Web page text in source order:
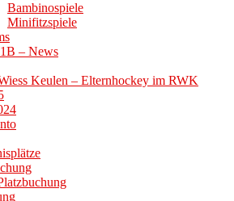
Bambinospiele
Minifitzspiele
– News
Keulen – Elternhockey im RWK